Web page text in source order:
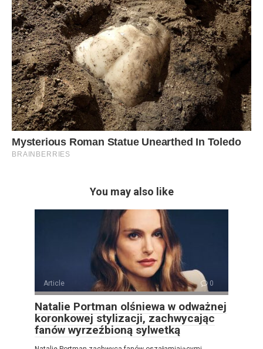
You may also like
Article 0
Natalie Portman olśniewa w odważnej
koronkowej stylizacji, zachwycając
fanów wyrzeźbioną sylwetką